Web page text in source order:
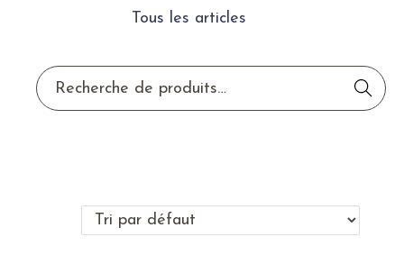
Tous les articles
Reche
rche